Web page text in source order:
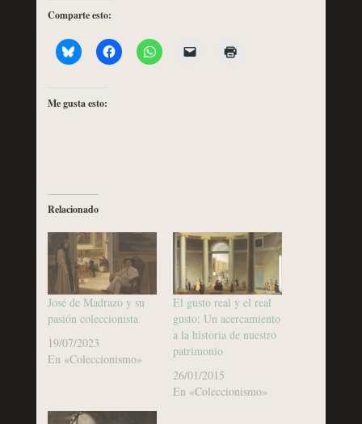
Comparte esto:
Me gusta esto:
Relacionado
José de Madrazo y su
pasión coleccionista
19/07/2023
En «Coleccionismo»
El gusto real y el real
gusto: Un acercamiento
a la historia de nuestro
patrimonio
26/01/2015
En «Coleccionismo»